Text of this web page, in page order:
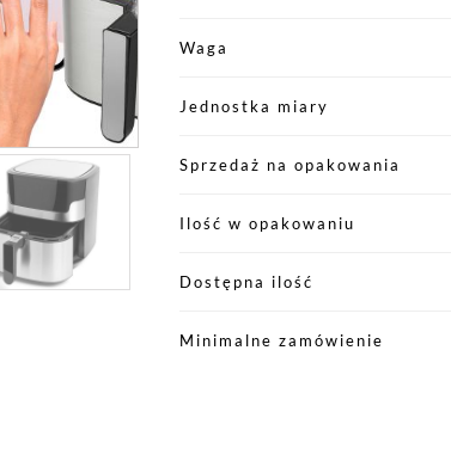
Waga
Jednostka miary
Sprzedaż na opakowania
Ilość w opakowaniu
Dostępna ilość
Minimalne zamówienie